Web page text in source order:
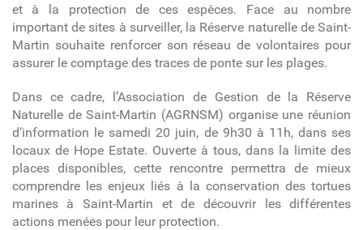
et à la protection de ces espèces. Face au nombre
important de sites à surveiller, la Réserve naturelle de Saint-
Martin souhaite renforcer son réseau de volontaires pour
assurer le comptage des traces de ponte sur les plages.
Dans ce cadre, l’Association de Gestion de la Réserve
Naturelle de Saint-Martin (AGRNSM) organise une réunion
d’information le samedi 20 juin, de 9h30 à 11h, dans ses
locaux de Hope Estate. Ouverte à tous, dans la limite des
places disponibles, cette rencontre permettra de mieux
comprendre les enjeux liés à la conservation des tortues
marines à Saint-Martin et de découvrir les différentes
actions menées pour leur protection.